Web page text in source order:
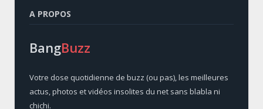
A PROPOS
BangBuzz
Votre dose quotidienne de buzz (ou pas), les meilleures
actus, photos et vidéos insolites du net sans blabla ni
chichi.